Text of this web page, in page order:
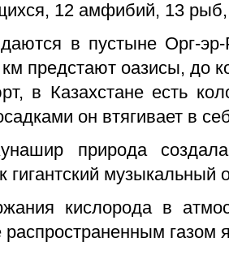
12 амфибий, 13 рыб,
в пустыне Орг-
км предстают оазисы, до
в Казахстане есть
он втягивает в
природа
гигантский музыкальный
кислорода в
газом